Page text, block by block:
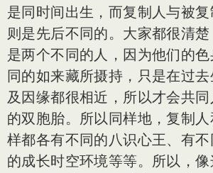
是同时间出生，而复制人与被
则是先后不同的。大家都很清
是两个不同的人，因为他们的
同的如来藏所摄持，只是在过
及因缘都很相近，所以才会共
的双胞胎。所以同样地，复制
样都各有不同的八识心王、有
的成长时空环境等等。所以，像